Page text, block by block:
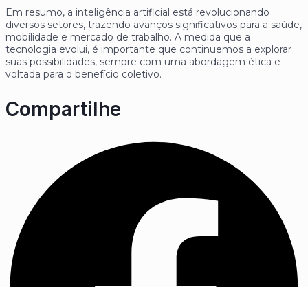
Em resumo, a inteligência artificial está revolucionando
diversos setores, trazendo avanços significativos para a saúde,
mobilidade e mercado de trabalho. A medida que a
tecnologia evolui, é importante que continuemos a explorar
suas possibilidades, sempre com uma abordagem ética e
voltada para o benefício coletivo.
Compartilhe